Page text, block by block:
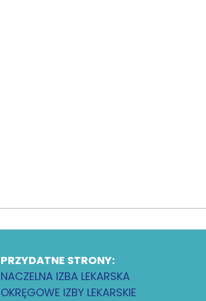
PRZYDATNE STRONY:
NACZELNA IZBA LEKARSKA
OKRĘGOWE IZBY LEKARSKIE